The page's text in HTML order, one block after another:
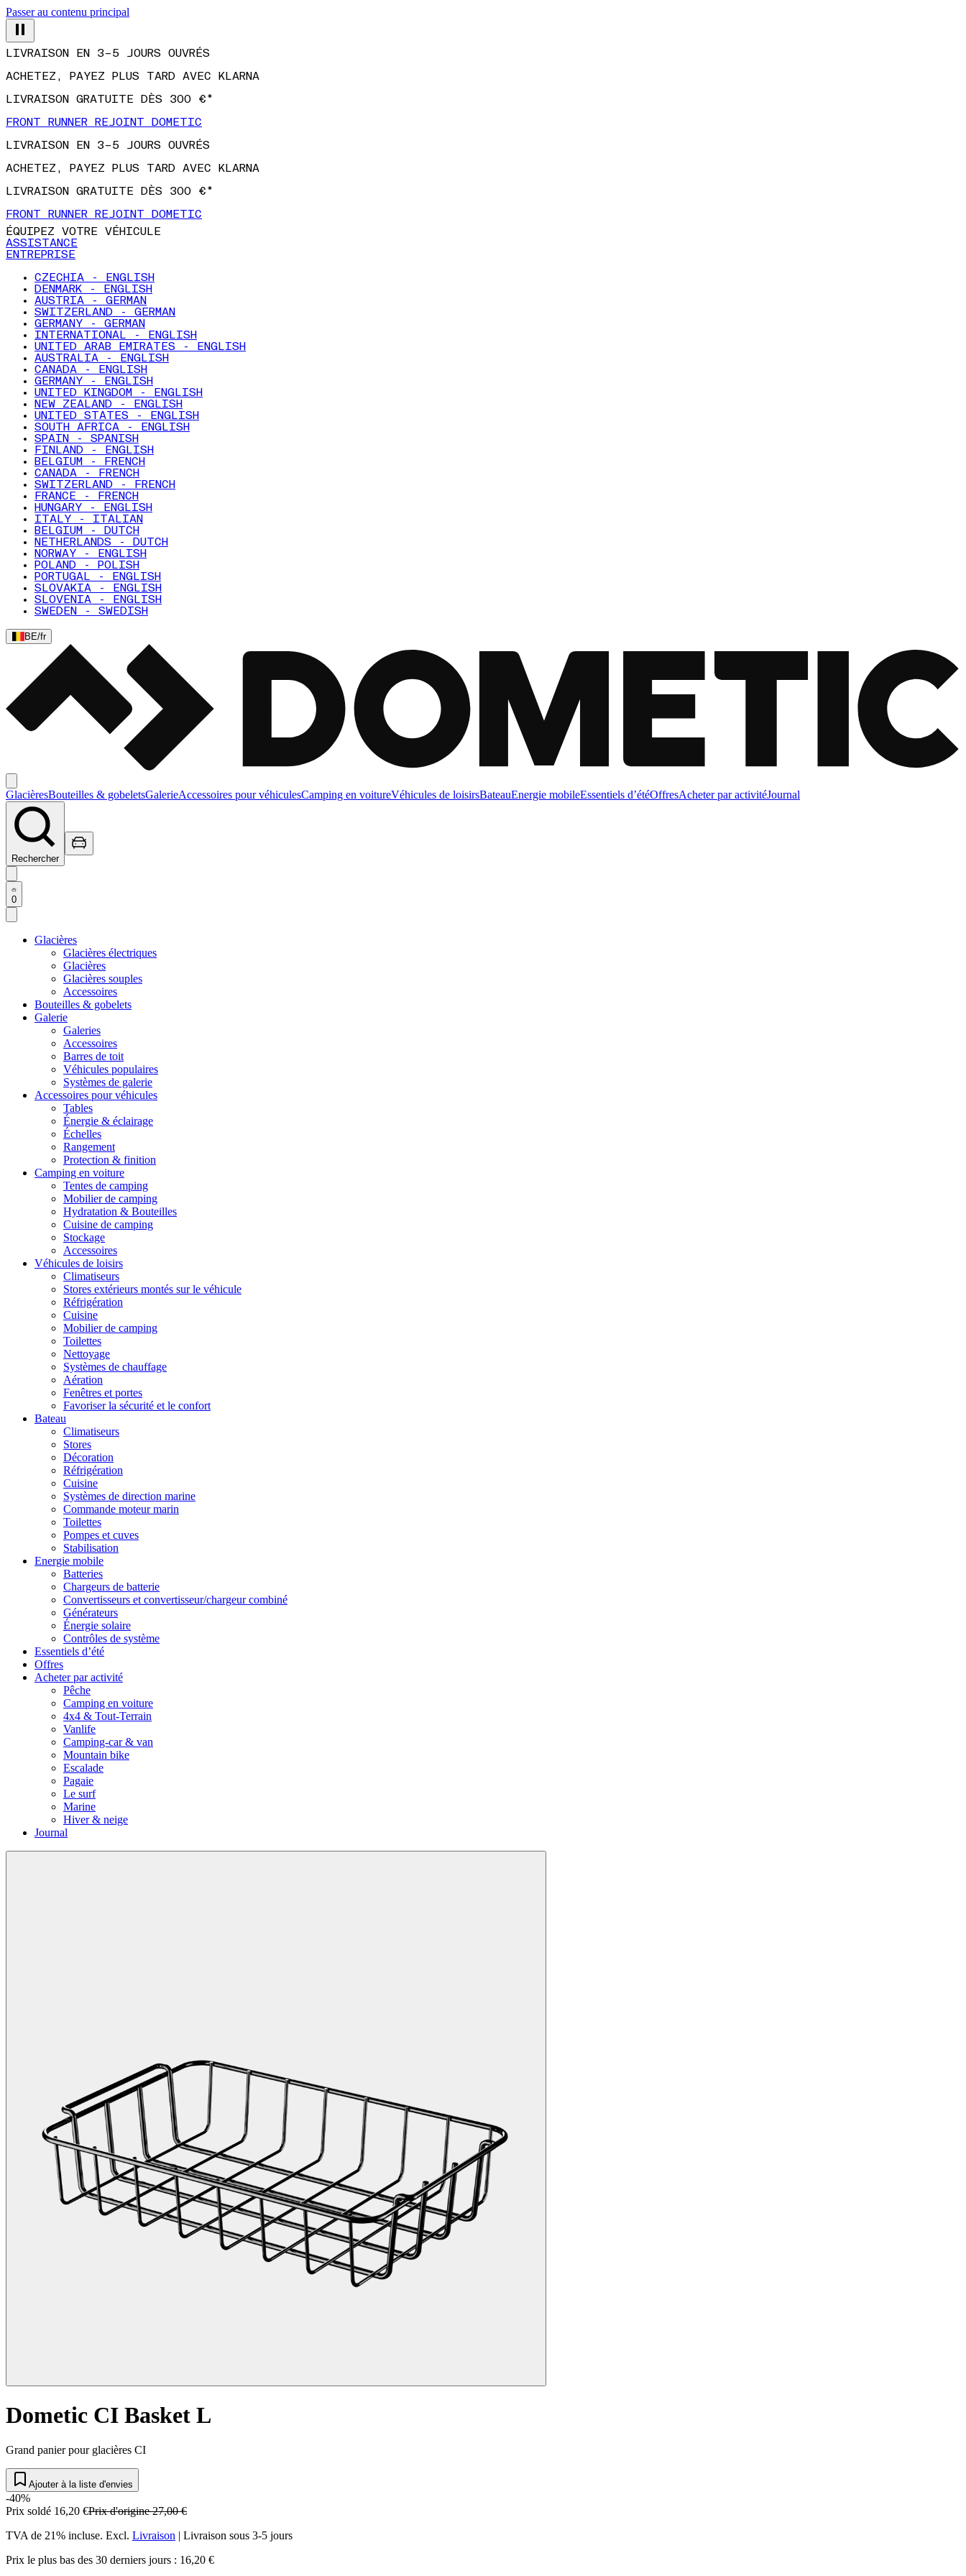
Passer au contenu principal
LIVRAISON EN 3–5 JOURS OUVRÉS
ACHETEZ, PAYEZ PLUS TARD AVEC KLARNA
LIVRAISON GRATUITE DÈS 300 €*
FRONT RUNNER REJOINT DOMETIC
LIVRAISON EN 3–5 JOURS OUVRÉS
ACHETEZ, PAYEZ PLUS TARD AVEC KLARNA
LIVRAISON GRATUITE DÈS 300 €*
FRONT RUNNER REJOINT DOMETIC
ÉQUIPEZ VOTRE VÉHICULE
ASSISTANCE
ENTREPRISE
CZECHIA - ENGLISH
DENMARK - ENGLISH
AUSTRIA - GERMAN
SWITZERLAND - GERMAN
GERMANY - GERMAN
INTERNATIONAL - ENGLISH
UNITED ARAB EMIRATES - ENGLISH
AUSTRALIA - ENGLISH
CANADA - ENGLISH
GERMANY - ENGLISH
UNITED KINGDOM - ENGLISH
NEW ZEALAND - ENGLISH
UNITED STATES - ENGLISH
SOUTH AFRICA - ENGLISH
SPAIN - SPANISH
FINLAND - ENGLISH
BELGIUM - FRENCH
CANADA - FRENCH
SWITZERLAND - FRENCH
FRANCE - FRENCH
HUNGARY - ENGLISH
ITALY - ITALIAN
BELGIUM - DUTCH
NETHERLANDS - DUTCH
NORWAY - ENGLISH
POLAND - POLISH
PORTUGAL - ENGLISH
SLOVAKIA - ENGLISH
SLOVENIA - ENGLISH
SWEDEN - SWEDISH
BE/fr
GlacièresBouteilles & gobeletsGalerieAccessoires pour véhiculesCamping en voitureVéhicules de loisirsBateauEnergie mobileEssentiels d’étéOffresAcheter par activitéJournal
Rechercher
0
Glacières
Glacières électriques
Glacières
Glacières souples
Accessoires
Bouteilles & gobelets
Galerie
Galeries
Accessoires
Barres de toit
Véhicules populaires
Systèmes de galerie
Accessoires pour véhicules
Tables
Énergie & éclairage
Échelles
Rangement
Protection & finition
Camping en voiture
Tentes de camping
Mobilier de camping
Hydratation & Bouteilles
Cuisine de camping
Stockage
Accessoires
Véhicules de loisirs
Climatiseurs
Stores extérieurs montés sur le véhicule
Réfrigération
Cuisine
Mobilier de camping
Toilettes
Nettoyage
Systèmes de chauffage
Aération
Fenêtres et portes
Favoriser la sécurité et le confort
Bateau
Climatiseurs
Stores
Décoration
Réfrigération
Cuisine
Systèmes de direction marine
Commande moteur marin
Toilettes
Pompes et cuves
Stabilisation
Energie mobile
Batteries
Chargeurs de batterie
Convertisseurs et convertisseur/chargeur combiné
Générateurs
Énergie solaire
Contrôles de système
Essentiels d’été
Offres
Acheter par activité
Pêche
Camping en voiture
4x4 & Tout-Terrain
Vanlife
Camping-car & van
Mountain bike
Escalade
Pagaie
Le surf
Marine
Hiver & neige
Journal
Dometic CI Basket L
Grand panier pour glacières CI
Ajouter à la liste d'envies
-40%
Prix soldé 16,20 €Prix d'origine 27,00 €
TVA de 21% incluse. Excl. Livraison | Livraison sous 3-5 jours
Prix le plus bas des 30 derniers jours : 16,20 €